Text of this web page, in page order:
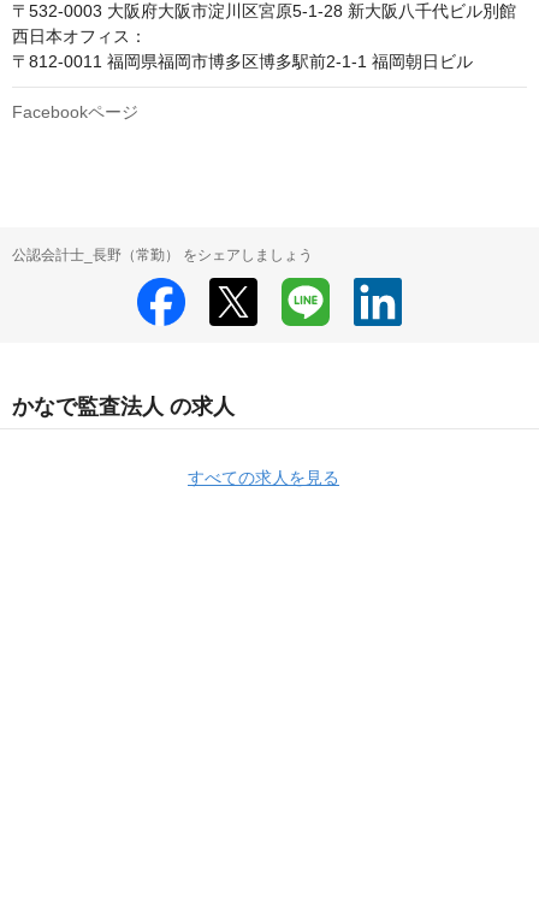
〒532-0003 大阪府大阪市淀川区宮原5-1-28 新大阪八千代ビル別館
西日本オフィス：
〒812-0011 福岡県福岡市博多区博多駅前2-1-1 福岡朝日ビル
Facebookページ
公認会計士_長野（常勤） をシェアしましょう
かなで監査法人 の求人
すべての求人を見る